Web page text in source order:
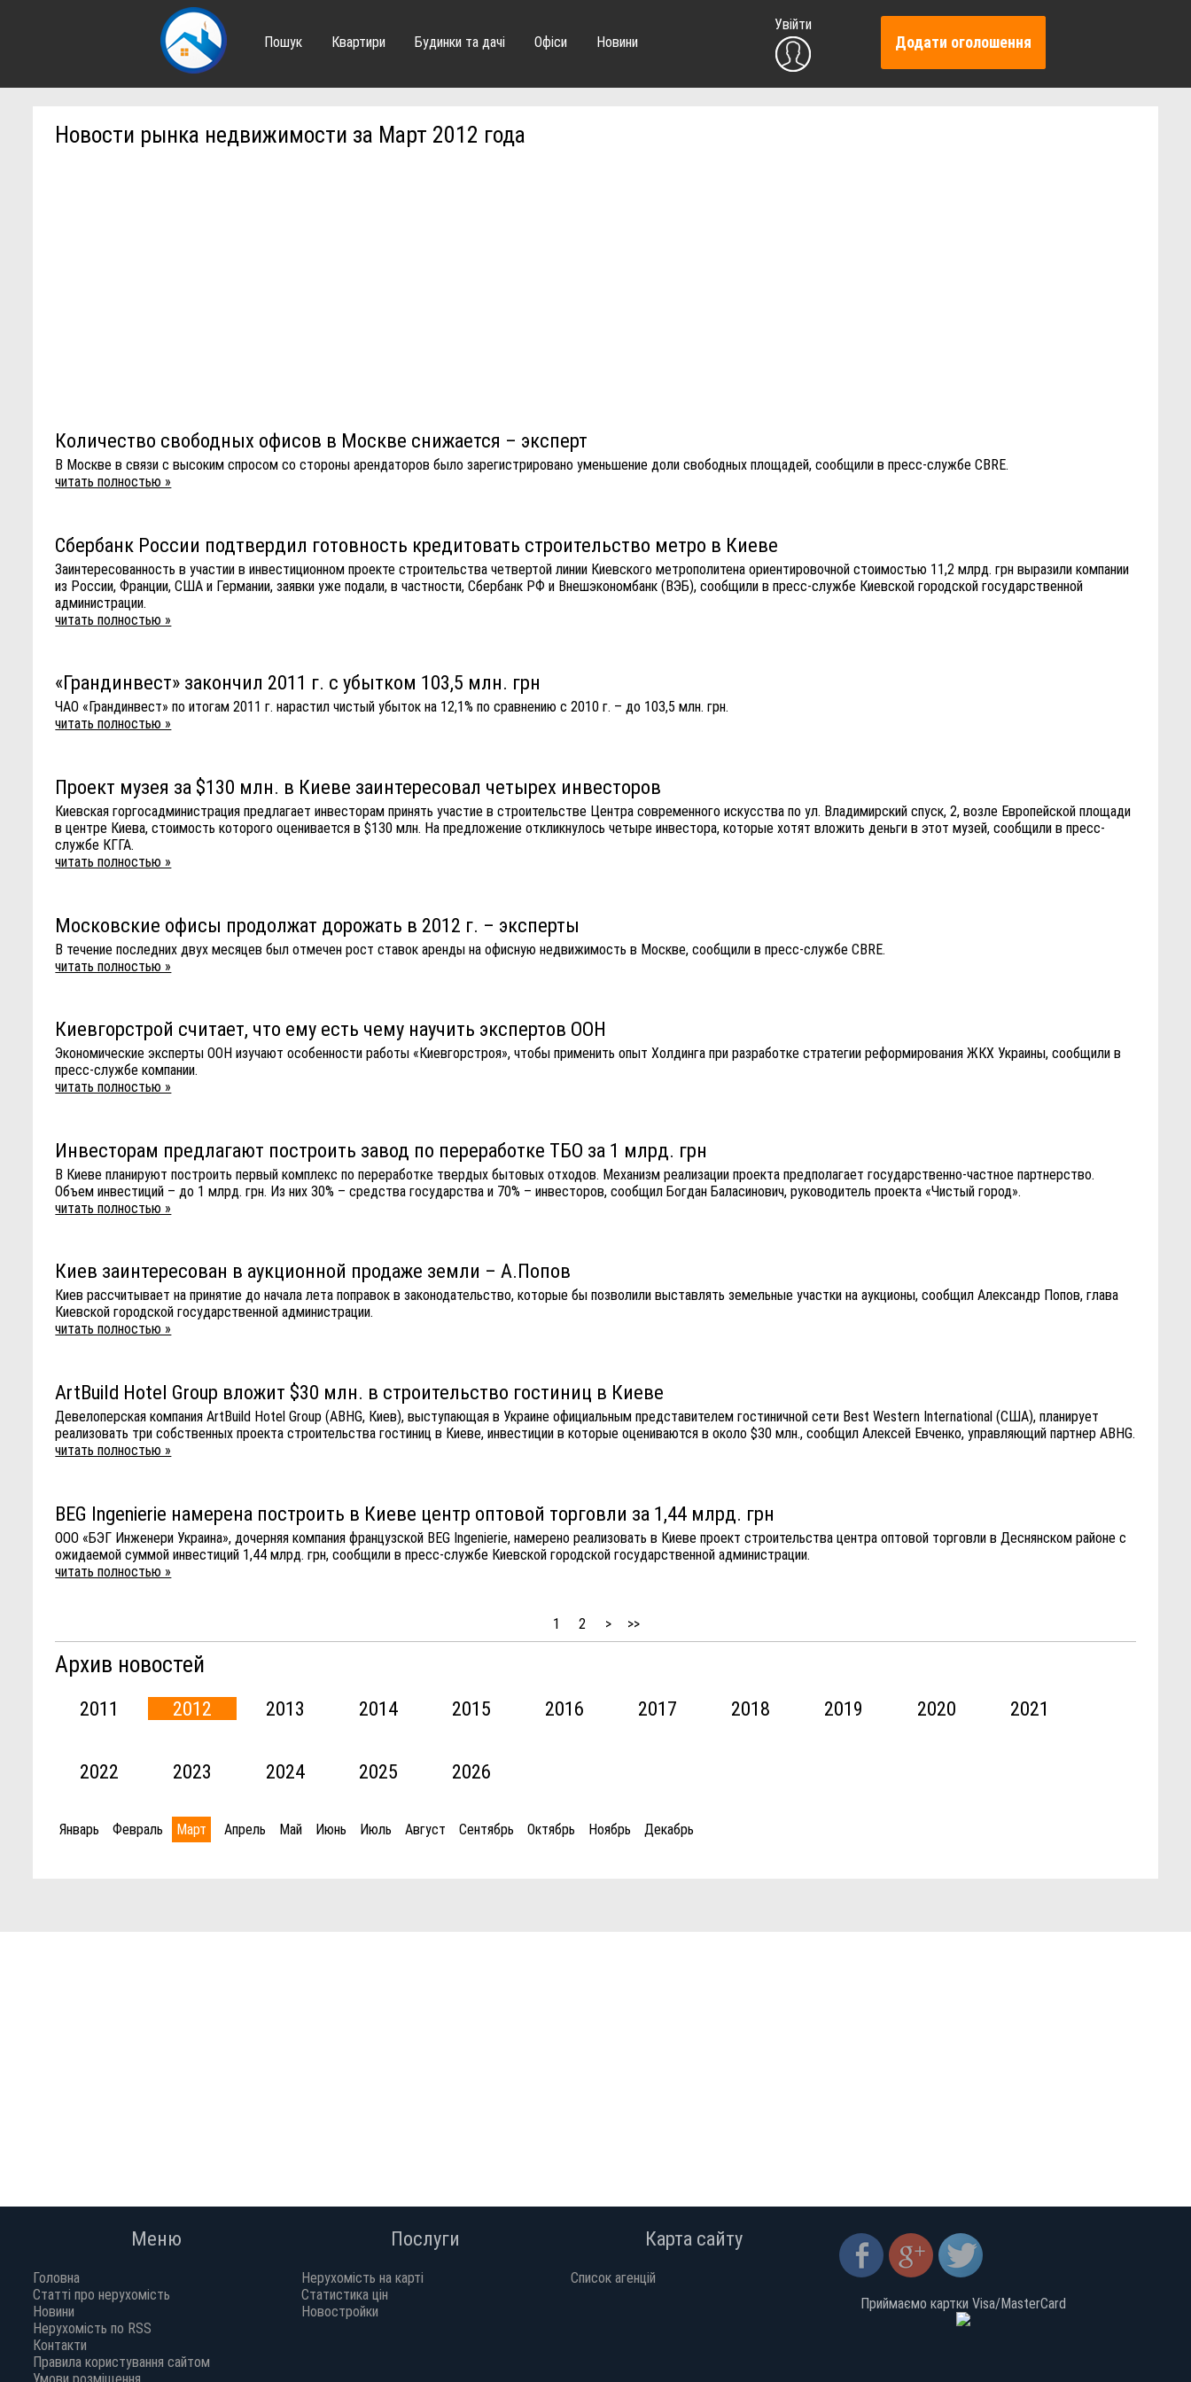
Пошук Квартири Будинки та дачі Офіси Новини
Увійти
Додати оголошення
Новости рынка недвижимости за Март 2012 года
Количество свободных офисов в Москве снижается – эксперт
В Москве в связи с высоким спросом со стороны арендаторов было зарегистрировано уменьшение доли свободных площадей, сообщили в пресс-службе CBRE.
читать полностью »
Сбербанк России подтвердил готовность кредитовать строительство метро в Киеве
Заинтересованность в участии в инвестиционном проекте строительства четвертой линии Киевского метрополитена ориентировочной стоимостью 11,2 млрд. грн выразили компании
из России, Франции, США и Германии, заявки уже подали, в частности, Сбербанк РФ и Внешэкономбанк (ВЭБ), сообщили в пресс-службе Киевской городской государственной
администрации.
читать полностью »
«Грандинвест» закончил 2011 г. с убытком 103,5 млн. грн
ЧАО «Грандинвест» по итогам 2011 г. нарастил чистый убыток на 12,1% по сравнению с 2010 г. – до 103,5 млн. грн.
читать полностью »
Проект музея за $130 млн. в Киеве заинтересовал четырех инвесторов
Киевская горгосадминистрация предлагает инвесторам принять участие в строительстве Центра современного искусства по ул. Владимирский спуск, 2, возле Европейской площади
в центре Киева, стоимость которого оценивается в $130 млн. На предложение откликнулось четыре инвестора, которые хотят вложить деньги в этот музей, сообщили в пресс-
службе КГГА.
читать полностью »
Московские офисы продолжат дорожать в 2012 г. – эксперты
В течение последних двух месяцев был отмечен рост ставок аренды на офисную недвижимость в Москве, сообщили в пресс-службе CBRE.
читать полностью »
Киевгорстрой считает, что ему есть чему научить экспертов ООН
Экономические эксперты ООН изучают особенности работы «Киевгорстроя», чтобы применить опыт Холдинга при разработке стратегии реформирования ЖКХ Украины, сообщили в
пресс-службе компании.
читать полностью »
Инвесторам предлагают построить завод по переработке ТБО за 1 млрд. грн
В Киеве планируют построить первый комплекс по переработке твердых бытовых отходов. Механизм реализации проекта предполагает государственно-частное партнерство.
Объем инвестиций – до 1 млрд. грн. Из них 30% – средства государства и 70% – инвесторов, сообщил Богдан Баласинович, руководитель проекта «Чистый город».
читать полностью »
Киев заинтересован в аукционной продаже земли – А.Попов
Киев рассчитывает на принятие до начала лета поправок в законодательство, которые бы позволили выставлять земельные участки на аукционы, сообщил Александр Попов, глава
Киевской городской государственной администрации.
читать полностью »
ArtBuild Hotel Group вложит $30 млн. в строительство гостиниц в Киеве
Девелоперская компания ArtBuild Hotel Group (ABHG, Киев), выступающая в Украине официальным представителем гостиничной сети Best Western International (США), планирует
реализовать три собственных проекта строительства гостиниц в Киеве, инвестиции в которые оцениваются в около $30 млн., сообщил Алексей Евченко, управляющий партнер ABHG.
читать полностью »
BEG Ingenierie намерена построить в Киеве центр оптовой торговли за 1,44 млрд. грн
ООО «БЭГ Инженери Украина», дочерняя компания французской BEG Ingenierie, намерено реализовать в Киеве проект строительства центра оптовой торговли в Деснянском районе с
ожидаемой суммой инвестиций 1,44 млрд. грн, сообщили в пресс-службе Киевской городской государственной администрации.
читать полностью »
1 2 > >>
Архив новостей
2011 2012 2013 2014 2015 2016 2017 2018 2019 2020 2021
2022 2023 2024 2025 2026
Январь Февраль Март Апрель Май Июнь Июль Август Сентябрь Октябрь Ноябрь Декабрь
Меню
Головна
Статті про нерухомість
Новини
Нерухомість по RSS
Контакти
Правила користування сайтом
Послуги
Нерухомість на карті
Статистика цін
Новостройки
Карта сайту
Список агенцій
Приймаємо картки Visa/MasterCard